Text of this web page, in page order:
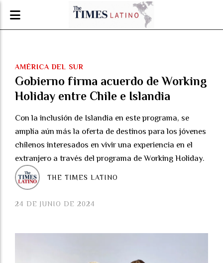
Gobierno firma acuerdo de Working
Holiday entre Chile e Islandia
Con la inclusión de Islandia en este programa, se
amplía aún más la oferta de destinos para los jóvenes
chilenos interesados en vivir una experiencia en el
extranjero a través del programa de Working Holiday.
AMÉRICA DEL SUR
24 DE JUNIO DE 2024
THE TIMES LATINO